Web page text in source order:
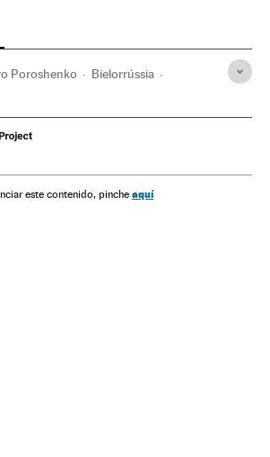
Poroshenko Bielorrússia
este contenido, pinche aquí